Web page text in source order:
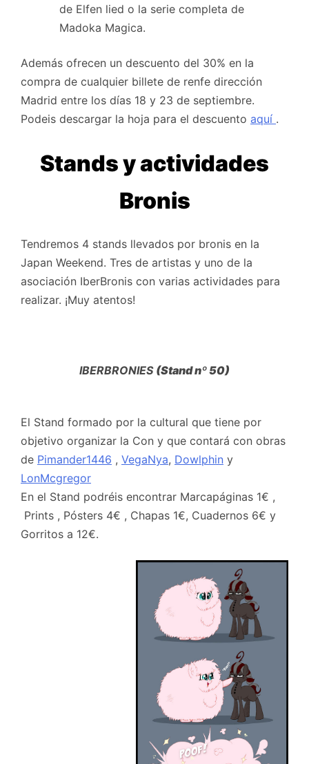
de Elfen lied o la serie completa de
Madoka Magica.
Además ofrecen un descuento del 30% en la
compra de cualquier billete de renfe dirección
Madrid entre los días 18 y 23 de septiembre.
Podeis descargar la hoja para el descuento aquí .
Stands y actividades
Bronis
Tendremos 4 stands llevados por bronis en la
Japan Weekend. Tres de artistas y uno de la
asociación IberBronis con varias actividades para
realizar. ¡Muy atentos!
IBERBRONIES (Stand nº 50)
El Stand formado por la cultural que tiene por
objetivo organizar la Con y que contará con obras
de Pimander1446 , VegaNya, Dowlphin y
LonMcgregor
En el Stand podréis encontrar Marcapáginas 1€ ,
Prints , Pósters 4€ , Chapas 1€, Cuadernos 6€ y
Gorritos a 12€.